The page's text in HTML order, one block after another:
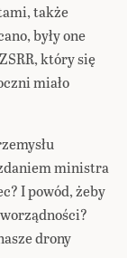
także
były one
który się
miało
ministra
I powód, żeby
drony